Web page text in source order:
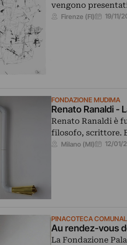
vengono
Firenze (FI) 19/11/
FONDAZIONE MUDIMA
Renato Ranaldi -
Renato Ranaldi è
filosofo, scrittore.
Milano (MI) 12/01/
PINACOTECA
Au rendez-vous
La Fondazione